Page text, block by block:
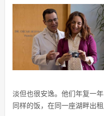
淡但也很安逸。他们年复一
同样的饭，在同一座湖畔出